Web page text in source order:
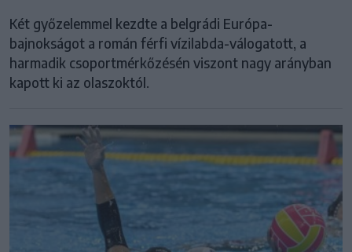
Két győzelemmel kezdte a belgrádi Európa-
bajnokságot a román férfi vízilabda-válogatott, a
harmadik csoportmérkőzésén viszont nagy arányban
kapott ki az olaszoktól.